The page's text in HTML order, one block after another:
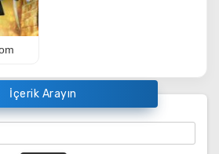
İçerik Arayın